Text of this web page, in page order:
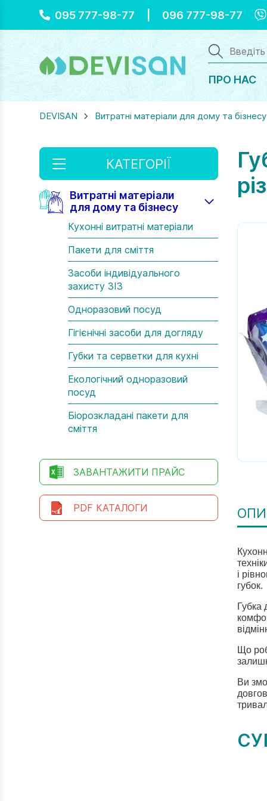
095 777-98-77 096 777-98-77
ПРО НАС
DEVISAN Витратні матеріали для дому та бізнесу
і
губок.
Губка
Що
Ви
КАТЕГОРІЇ
Витратні матеріали
для дому та бізнесу
Кухонні витратні матеріали
Пакети для сміття
Засоби індивідуального
захисту ЗІЗ
Одноразовий посуд
Гігієнічні засоби для догляду
Губки та серветки для кухні
Екологічний одноразовий
посуд
Біорозкладані пакети для
сміття
ЗАВАНТАЖИТИ ПРАЙС
PDF КАТАЛОГИ